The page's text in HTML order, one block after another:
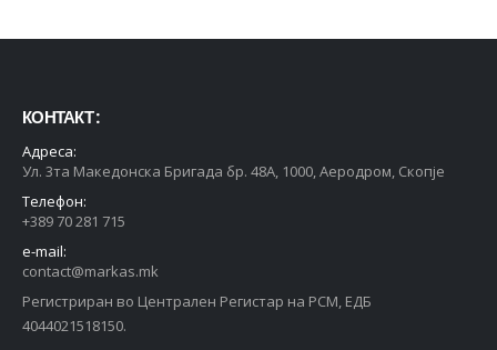
КОНТАКТ :
Адреса:
Ул. 3та Македонска Бригада бр. 48А, 1000, Аеродром, Скопје
Телефон:
+389 70 281 715
e-mail:
contact@markas.mk
Регистриран во Централен Регистар на РСМ, ЕДБ
4044021518150.